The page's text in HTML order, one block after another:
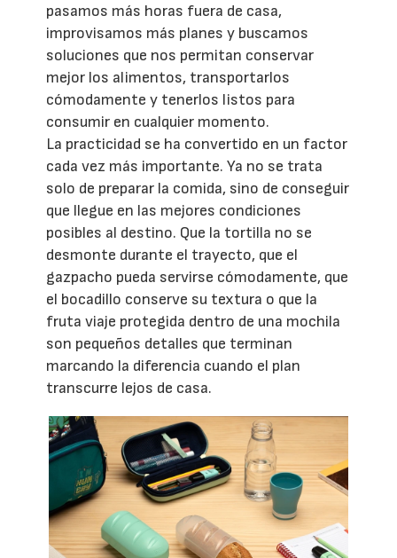
pasamos más horas fuera de casa,
improvisamos más planes y buscamos
soluciones que nos permitan conservar
mejor los alimentos, transportarlos
cómodamente y tenerlos listos para
consumir en cualquier momento.
La practicidad se ha convertido en un factor
cada vez más importante. Ya no se trata
solo de preparar la comida, sino de conseguir
que llegue en las mejores condiciones
posibles al destino. Que la tortilla no se
desmonte durante el trayecto, que el
gazpacho pueda servirse cómodamente, que
el bocadillo conserve su textura o que la
fruta viaje protegida dentro de una mochila
son pequeños detalles que terminan
marcando la diferencia cuando el plan
transcurre lejos de casa.